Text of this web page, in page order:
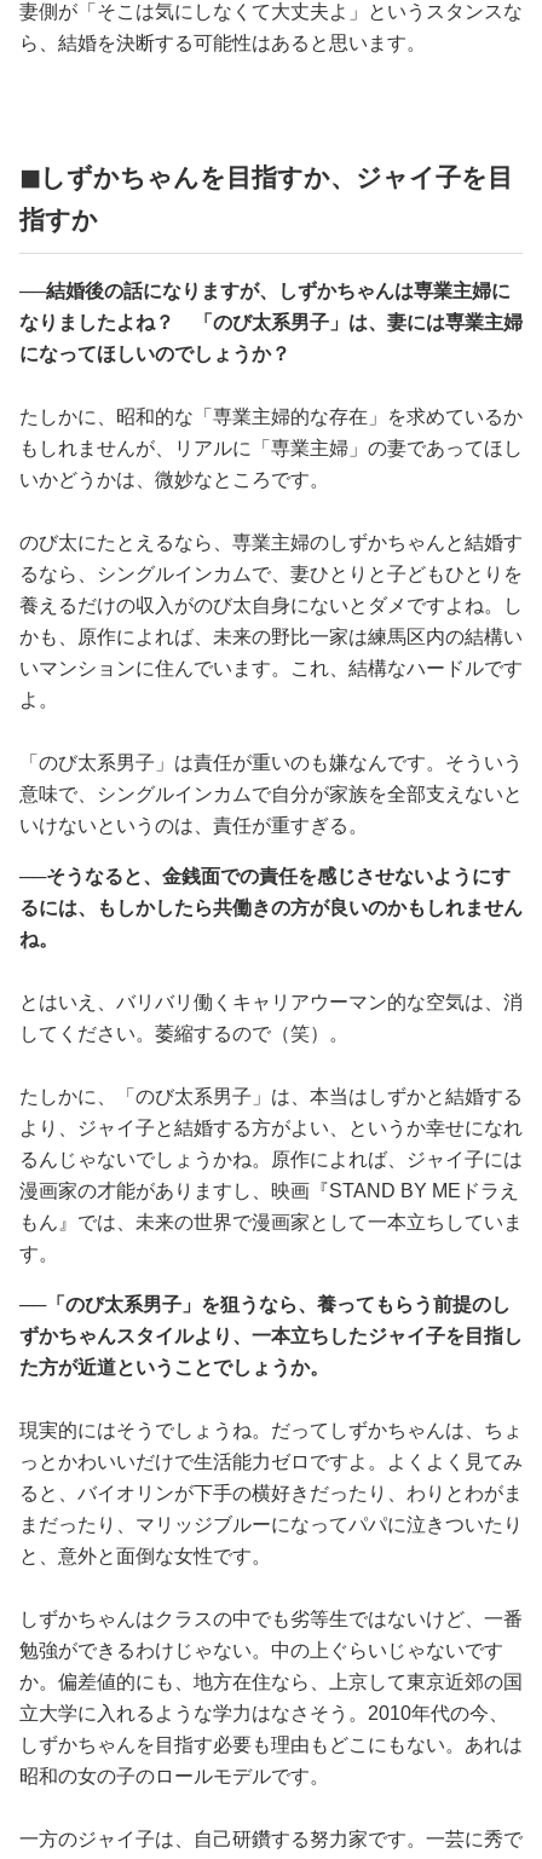
妻側が「そこは気にしなくて大丈夫よ」というスタンスな
ら、結婚を決断する可能性はあると思います。
◼しずかちゃんを目指すか、ジャイ子を目
指すか
──結婚後の話になりますが、しずかちゃんは専業主婦に
なりましたよね？ 「のび太系男子」は、妻には専業主婦
になってほしいのでしょうか？
たしかに、昭和的な「専業主婦的な存在」を求めているか
もしれませんが、リアルに「専業主婦」の妻であってほし
いかどうかは、微妙なところです。
のび太にたとえるなら、専業主婦のしずかちゃんと結婚す
るなら、シングルインカムで、妻ひとりと子どもひとりを
養えるだけの収入がのび太自身にないとダメですよね。し
かも、原作によれば、未来の野比一家は練馬区内の結構い
いマンションに住んでいます。これ、結構なハードルです
よ。
「のび太系男子」は責任が重いのも嫌なんです。そういう
意味で、シングルインカムで自分が家族を全部支えないと
いけないというのは、責任が重すぎる。
──そうなると、金銭面での責任を感じさせないようにす
るには、もしかしたら共働きの方が良いのかもしれません
ね。
とはいえ、バリバリ働くキャリアウーマン的な空気は、消
してください。萎縮するので（笑）。
たしかに、「のび太系男子」は、本当はしずかと結婚する
より、ジャイ子と結婚する方がよい、というか幸せになれ
るんじゃないでしょうかね。原作によれば、ジャイ子には
漫画家の才能がありますし、映画『STAND BY MEドラえ
もん』では、未来の世界で漫画家として一本立ちしていま
す。
──「のび太系男子」を狙うなら、養ってもらう前提のし
ずかちゃんスタイルより、一本立ちしたジャイ子を目指し
た方が近道ということでしょうか。
現実的にはそうでしょうね。だってしずかちゃんは、ちょ
っとかわいいだけで生活能力ゼロですよ。よくよく見てみ
ると、バイオリンが下手の横好きだったり、わりとわがま
まだったり、マリッジブルーになってパパに泣きついたり
と、意外と面倒な女性です。
しずかちゃんはクラスの中でも劣等生ではないけど、一番
勉強ができるわけじゃない。中の上ぐらいじゃないです
か。偏差値的にも、地方在住なら、上京して東京近郊の国
立大学に入れるような学力はなさそう。2010年代の今、
しずかちゃんを目指す必要も理由もどこにもない。あれは
昭和の女の子のロールモデルです。
一方のジャイ子は、自己研鑽する努力家です。一芸に秀で